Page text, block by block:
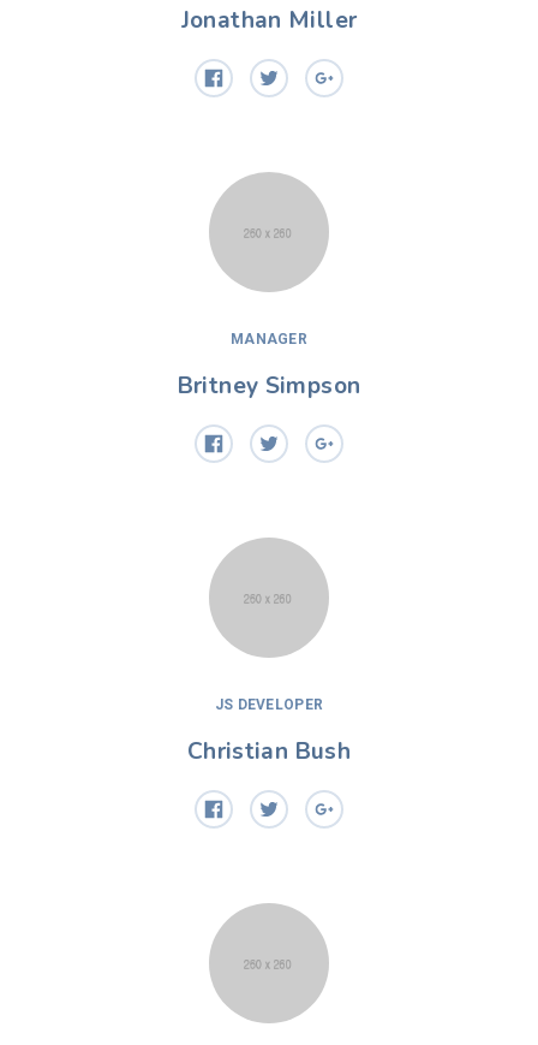
Jonathan Miller
MANAGER
Britney Simpson
JS DEVELOPER
Christian Bush